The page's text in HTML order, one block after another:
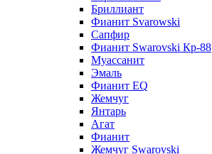
Бриллиант
Фианит Svarowski
Сапфир
Фианит Swarovski Кр-88
Муассанит
Эмаль
Фианит EQ
Жемчуг
Янтарь
Агат
Фианит
Жемчуг Swarovski